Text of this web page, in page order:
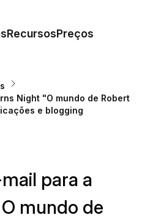
RecursosPreços
Night "O mundo de Robert
e blogging
para a
mundo de